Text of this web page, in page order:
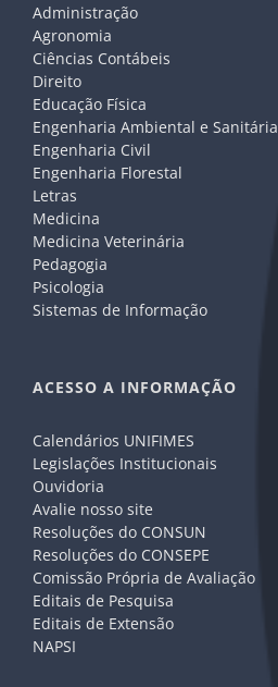
Administração
Agronomia
Ciências Contábeis
Direito
Educação Física
Engenharia Ambiental e Sanitária
Engenharia Civil
Engenharia Florestal
Letras
Medicina
Medicina Veterinária
Pedagogia
Psicologia
Sistemas de Informação
ACESSO A INFORMAÇÃO
Calendários UNIFIMES
Legislações Institucionais
Ouvidoria
Avalie nosso site
Resoluções do CONSUN
Resoluções do CONSEPE
Comissão Própria de Avaliação
Editais de Pesquisa
Editais de Extensão
NAPSI